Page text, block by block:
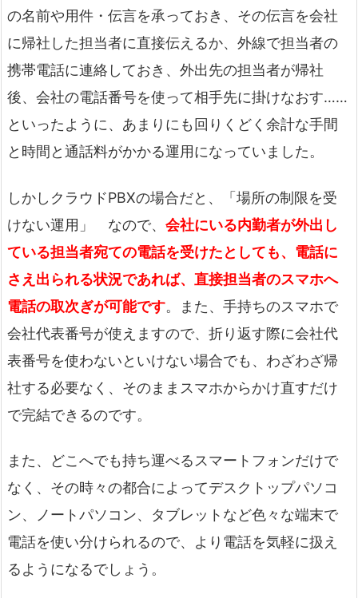
の名前や用件・伝言を承っておき、その伝言を会社
に帰社した担当者に直接伝えるか、外線で担当者の
携帯電話に連絡しておき、外出先の担当者が帰社
後、会社の電話番号を使って相手先に掛けなおす……
といったように、あまりにも回りくどく余計な手間
と時間と通話料がかかる運用になっていました。
しかしクラウドPBXの場合だと、「場所の制限を受
けない運用」 なので、 会社にいる内勤者が外出し
ている担当者宛ての電話を受けたとしても、電話に
さえ出られる状況であれば、直接担当者のスマホへ
電話の取次ぎが可能です。また、手持ちのスマホで
会社代表番号が使えますので、折り返す際に会社代
表番号を使わないといけない場合でも、わざわざ帰
社する必要なく、そのままスマホからかけ直すだけ
で完結できるのです。
また、どこへでも持ち運べるスマートフォンだけで
なく、その時々の都合によってデスクトップパソコ
ン、ノートパソコン、タブレットなど色々な端末で
電話を使い分けられるので、より電話を気軽に扱え
るようになるでしょう。